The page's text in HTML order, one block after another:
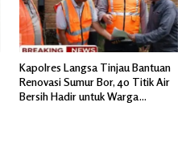
Kapolres Langsa Tinjau Bantuan
Renovasi Sumur Bor, 40 Titik Air
Bersih Hadir untuk Warga